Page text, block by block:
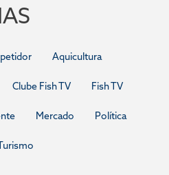
Aquicultura
Clube Fish TV Fish TV
Mercado Política